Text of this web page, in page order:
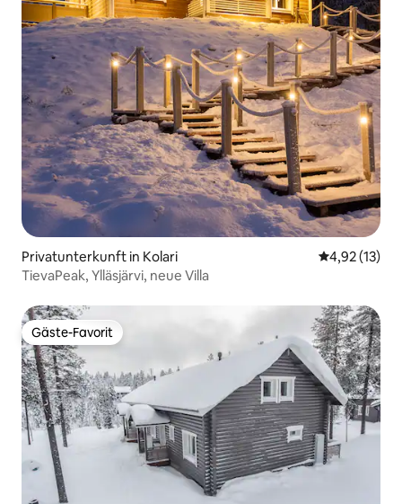
Privatunterkunft in Kolari
4,92 (13)
TievaPeak, Ylläsjärvi, neue Villa
Gäste-Favorit
Gäste-Favorit